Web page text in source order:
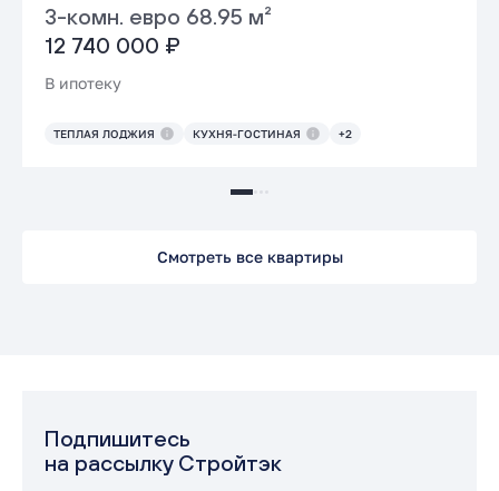
3-комн. евро 68.95 м²
12 740 000 ₽
В ипотеку
ТЕПЛАЯ ЛОДЖИЯ КУХНЯ-ГОСТИНАЯ +2
Смотреть все квартиры
Подпишитесь
на рассылку Стройтэк